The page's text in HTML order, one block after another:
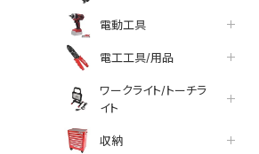
電動工具
電工工具/用品
ワークライト/トーチラ
イト
収納